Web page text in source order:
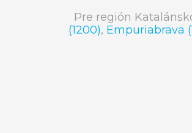
Pre región
(1200), Empuriabrava